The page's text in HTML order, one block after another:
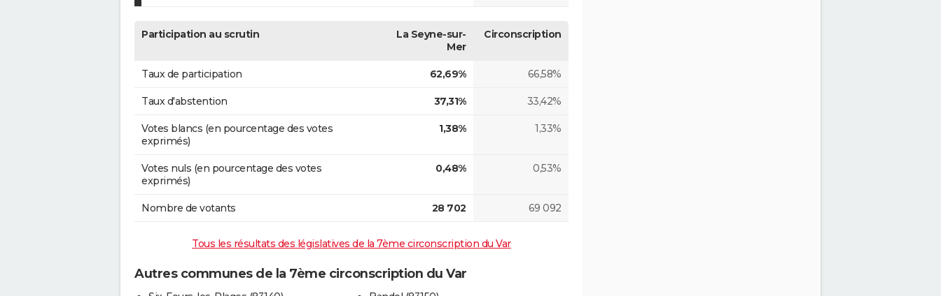
Participation au scrutin
La Seyne-sur-
Mer
Circonscription
Taux de participation 62,69% 66,58%
Taux d'abstention 37,31% 33,42%
Votes blancs (en pourcentage des votes
exprimés)
1,38% 1,33%
Votes nuls (en pourcentage des votes
exprimés)
0,48% 0,53%
Nombre de votants 28 702 69 092
Tous les résultats des législatives de la 7ème circonscription du Var
Autres communes de la 7ème circonscription du Var